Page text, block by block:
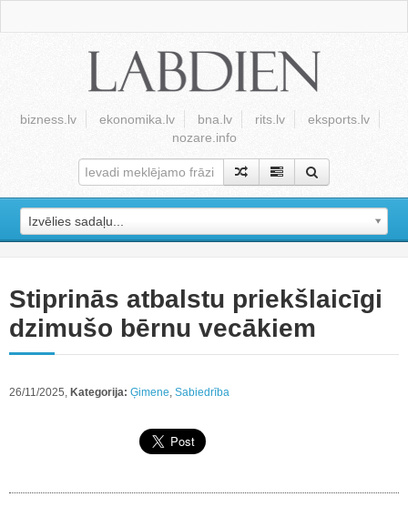
bizness.lv ekonomika.lv bna.lv rits.lv
eksports.lv
nozare.info
Izvēlies sadaļu...
Stiprinās atbalstu priekšlaicīgi
dzimušo bērnu vecākiem
26/11/2025, Kategorija: Ģimene, Sabiedrība